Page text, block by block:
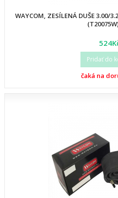
WAYCOM, ZESÍLENÁ DUŠE 3.00/
Pridať do
čaká na